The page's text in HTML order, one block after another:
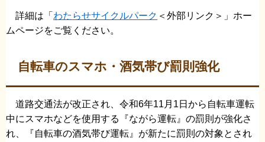
詳細は「 わたらせサイクルパーク ＜外部リンク＞ 」ホー
ムページをご覧ください。
自転車のスマホ・酒気帯び罰則強化
道路交通法が改正され、令和6年11月1日から自転車運転
中にスマホなどを使用する『ながら運転』の罰則が強化さ
れ、『自転車の酒気帯び運転』が新たに罰則の対象とされ